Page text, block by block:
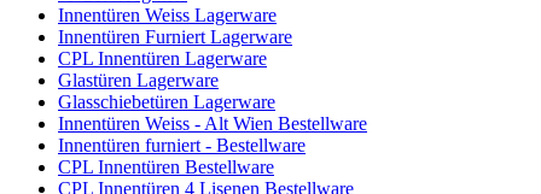
Innentüren Weiss Lagerware
Innentüren Furniert Lagerware
CPL Innentüren Lagerware
Glastüren Lagerware
Glasschiebetüren Lagerware
Innentüren Weiss - Alt Wien Bestellware
Innentüren furniert - Bestellware
CPL Innentüren Bestellware
CPL Innentüren 4 Lisenen Bestellware